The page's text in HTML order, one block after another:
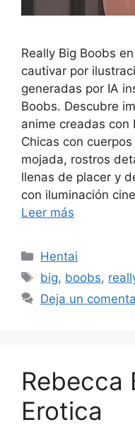
Really Big Boobs
cautivar por
generadas por IA
Boobs. Descubre
anime creadas con
Chicas con
mojada, rostros
llenas de placer y
con iluminación
Leer más
Categorías
Hentai
Etiquetas
big, boobs,
Deja un
Rebecca
Erotica